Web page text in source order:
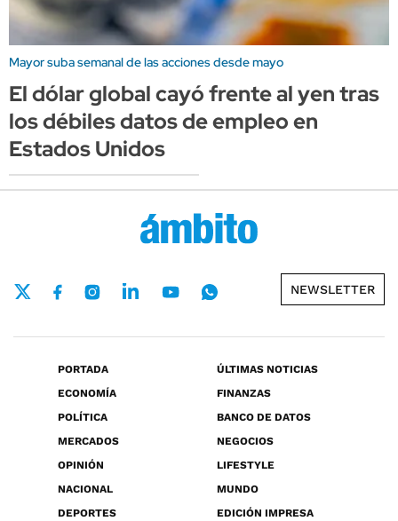
Mayor suba semanal de las acciones desde mayo
El dólar global cayó frente al yen tras
los débiles datos de empleo en
Estados Unidos
NEWSLETTER
PORTADA
ÚLTIMAS NOTICIAS
ECONOMÍA
FINANZAS
POLÍTICA
BANCO DE DATOS
MERCADOS
NEGOCIOS
OPINIÓN
LIFESTYLE
NACIONAL
MUNDO
DEPORTES
EDICIÓN IMPRESA